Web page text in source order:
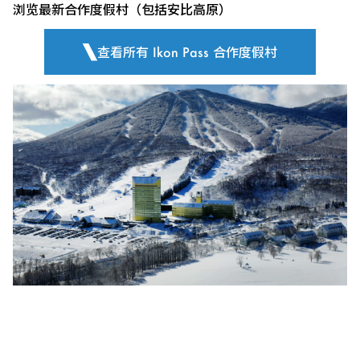
浏览最新合作度假村（包括安比高原）
查看所有 Ikon Pass 合作度假村